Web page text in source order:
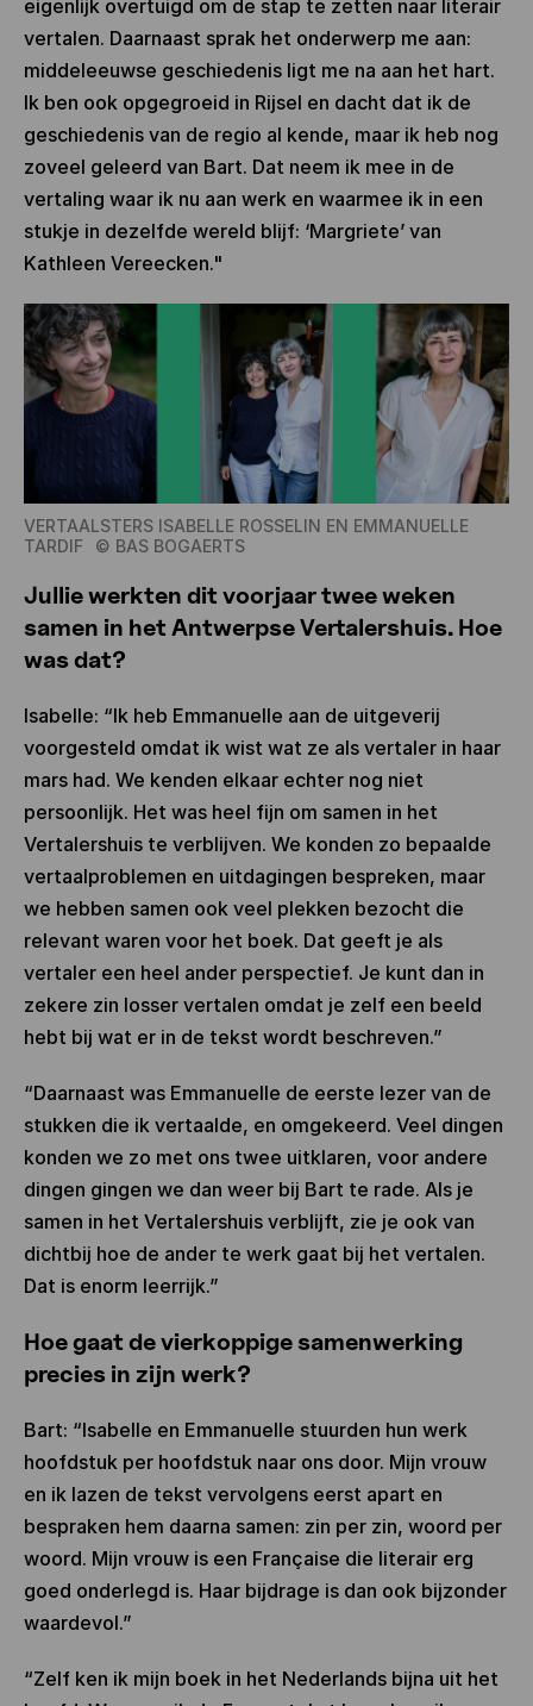
eigenlijk overtuigd om de stap te zetten naar literair
vertalen. Daarnaast sprak het onderwerp me aan:
middeleeuwse geschiedenis ligt me na aan het hart.
Ik ben ook opgegroeid in Rijsel en dacht dat ik de
geschiedenis van de regio al kende, maar ik heb nog
zoveel geleerd van Bart. Dat neem ik mee in de
vertaling waar ik nu aan werk en waarmee ik in een
stukje in dezelfde wereld blijf: ‘Margriete’ van
Kathleen Vereecken."
VERTAALSTERS ISABELLE ROSSELIN EN EMMANUELLE
TARDIF
© BAS BOGAERTS
Jullie werkten dit voorjaar twee weken
samen in het Antwerpse Vertalershuis. Hoe
was dat?
Isabelle: “Ik heb Emmanuelle aan de uitgeverij
voorgesteld omdat ik wist wat ze als vertaler in haar
mars had. We kenden elkaar echter nog niet
persoonlijk. Het was heel fijn om samen in het
Vertalershuis te verblijven. We konden zo bepaalde
vertaalproblemen en uitdagingen bespreken, maar
we hebben samen ook veel plekken bezocht die
relevant waren voor het boek. Dat geeft je als
vertaler een heel ander perspectief. Je kunt dan in
zekere zin losser vertalen omdat je zelf een beeld
hebt bij wat er in de tekst wordt beschreven.”
“Daarnaast was Emmanuelle de eerste lezer van de
stukken die ik vertaalde, en omgekeerd. Veel dingen
konden we zo met ons twee uitklaren, voor andere
dingen gingen we dan weer bij Bart te rade. Als je
samen in het Vertalershuis verblijft, zie je ook van
dichtbij hoe de ander te werk gaat bij het vertalen.
Dat is enorm leerrijk.”
Hoe gaat de vierkoppige samenwerking
precies in zijn werk?
Bart: “Isabelle en Emmanuelle stuurden hun werk
hoofdstuk per hoofdstuk naar ons door. Mijn vrouw
en ik lazen de tekst vervolgens eerst apart en
bespraken hem daarna samen: zin per zin, woord per
woord. Mijn vrouw is een Française die literair erg
goed onderlegd is. Haar bijdrage is dan ook bijzonder
waardevol.”
“Zelf ken ik mijn boek in het Nederlands bijna uit het